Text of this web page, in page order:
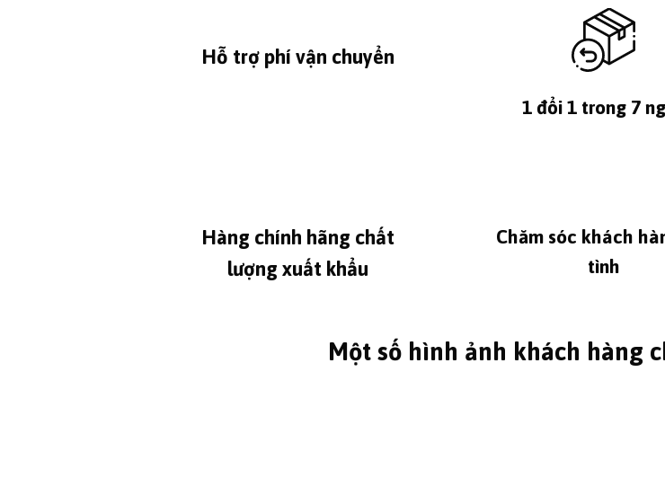
Hỗ trợ phí vận chuyển
1 đổi 1 trong 7
Hàng chính hãng chất
lượng xuất khẩu
Chăm sóc khách
tình
Một số hình ảnh khách hàng